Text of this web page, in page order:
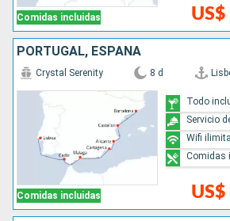
Comidas incluidas US$
PORTUGAL, ESPAÑA
Comidas incluidas
Crystal Serenity 8 d
US$
Todo
Servicio
Wifi
Comidas